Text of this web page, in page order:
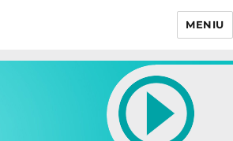
MENIU